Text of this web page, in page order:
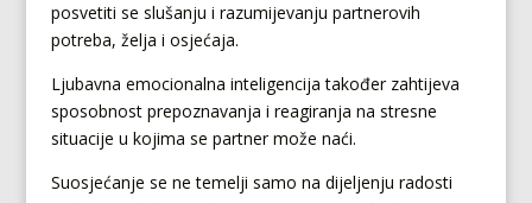
posvetiti se slušanju i razumijevanju partnerovih
potreba, želja i osjećaja.
Ljubavna emocionalna inteligencija također zahtijeva
sposobnost prepoznavanja i reagiranja na stresne
situacije u kojima se partner može naći.
Suosjećanje se ne temelji samo na dijeljenju radosti